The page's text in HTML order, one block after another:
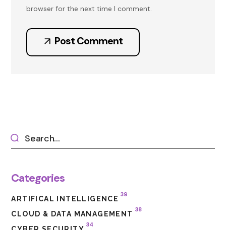
browser for the next time I comment.
Post Comment
Categories
ARTIFICAL INTELLIGENCE
39
CLOUD & DATA MANAGEMENT
38
34